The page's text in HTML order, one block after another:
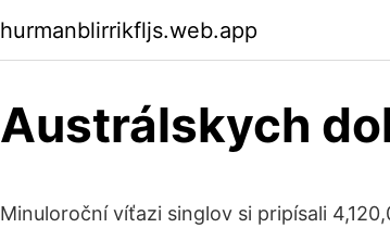
hurmanblirrikfljs.web.app
Austrálskych
Minuloroční víťazi singlov si pripísali